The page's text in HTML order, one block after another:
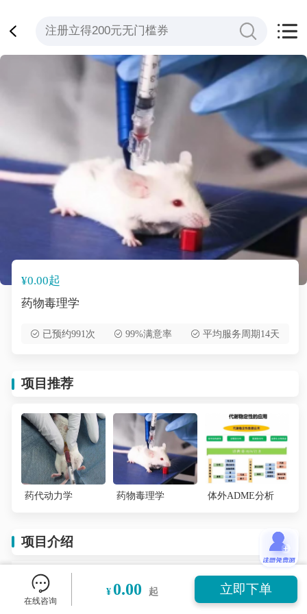
在线咨询
¥ 0.00 起 立即下单
¥0.00起
药物毒理学
已预约991次 99%满意率 平均服务周期14天
项目推荐
药代动力学 药物毒理学 体外ADME分析
项目介绍
药物毒理学研究的目的在于指导临床合理用药, 降低
药物不良反应及减少因药物毒性导致的新药开发失